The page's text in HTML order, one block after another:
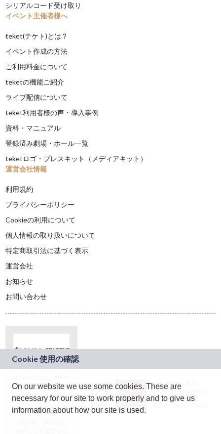
シリアルコード受け取り
イベント主催者様へ
teket(テケト)とは？
イベント作成の方法
ご利用料金について
teketの機能ご紹介
ライブ配信について
teket利用者様の声・導入事例
資料・マニュアル
登録済み劇場・ホール一覧
teketロゴ・プレスキット（メディアキット）
運営会社情報
利用規約
プライバシーポリシー
Cookieの利用について
個人情報の取り扱いについて
特定商取引法に基づく表示
運営会社
お知らせ
お問い合わせ
ドコモグループの新
規事業創出プログラ
ム「docomo
STARTUP」を通じて
JASRAC許諾番号：
9024936001Y45037
JASRAC許諾番号：
On our website we use some cookies. These are
necessary for our site to work properly and to give us
information about how our site is used.